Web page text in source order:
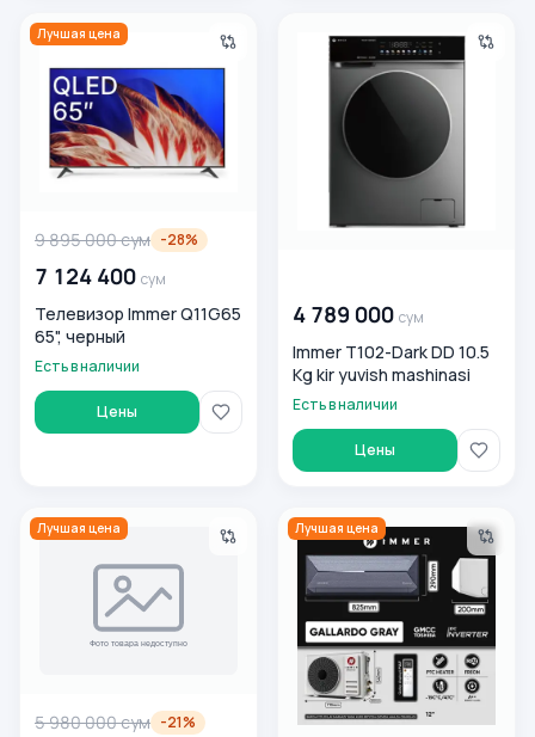
Телевизор Immer Q11G65 65", черный
Лучшая цена
9 895 000сум -28%
7 124 400 сум
Телевизор Immer Q11G65
65", черный
Есть в наличии
Цены
4 789 000 сум
Immer T102-Dark DD 10.5
Kg kir yuvish mashinasi
Есть в наличии
Цены
Холодильник Immer DF250BF, серый
Лучшая цена
5 980 000сум -21%
Кондиционер Immer
Лучшая цена